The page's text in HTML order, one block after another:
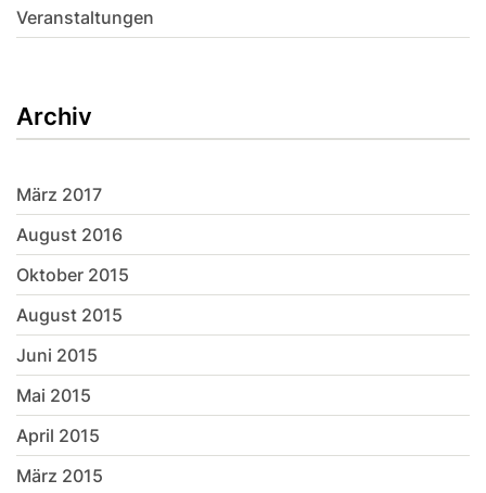
Veranstaltungen
Archiv
März 2017
August 2016
Oktober 2015
August 2015
Juni 2015
Mai 2015
April 2015
März 2015